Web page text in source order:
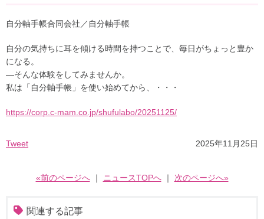
自分軸手帳合同会社／自分軸手帳
自分の気持ちに耳を傾ける時間を持つことで、毎日がちょっと豊か
になる。
―そんな体験をしてみませんか。
私は「自分軸手帳」を使い始めてから、・・・
https://corp.c-mam.co.jp/shufulabo/20251125/
Tweet 2025年11月25日
«前のページへ｜ ニュースTOPへ｜ 次のページへ»
関連する記事